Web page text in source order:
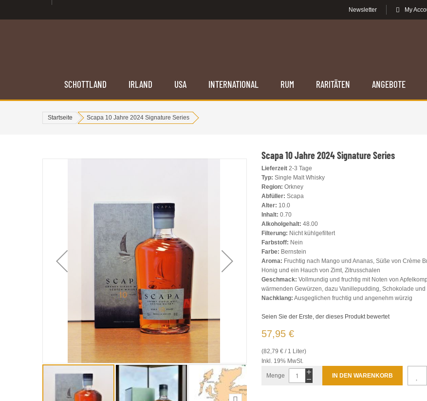
Newsletter My
SCHOTTLAND IRLAND USA INTERNATIONAL RUM RARITÄTEN ANGEBOTE
Startseite Scapa 10 Jahre 2024 Signature Series
Scapa 10 Jahre 2024 Signature Series
Lieferzeit 2-3 Tage
Typ: Single Malt Whisky
Region: Orkney
Abfüller: Scapa
Alter: 10.0
Inhalt: 0.70
Alkoholgehalt: 48.00
Filterung: Nicht kühlgefiltert
Farbstoff: Nein
Farbe: Bernstein
Aroma: Fruchtig nach Mango und Ananas, Süße von Crème
Honig und ein Hauch von Zimt, Zitrusschalen
Geschmack: Vollmundig und fruchtig mit Noten von
wärmenden Gewürzen, dazu Vanillepudding, Schokolade und
Nachklang: Ausgeglichen fruchtig und angenehm würzig
Seien Sie der Erste, der dieses Produkt bewertet
57,95 €
(82,79 € / 1 Liter)
Inkl. 19% MwSt.
Menge IN DEN WARENKORB